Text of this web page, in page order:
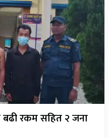
रकम सहित २ जना